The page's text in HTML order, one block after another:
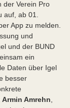
der Verein Pro
ab 01.
App zu melden.
und
und der BUND
ein
Daten über Igel
besser
Armin Amrehn